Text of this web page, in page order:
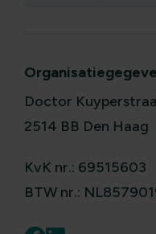
Doctor
2514 BB Den Haag
KvK nr.: 69515603
BTW nr.: